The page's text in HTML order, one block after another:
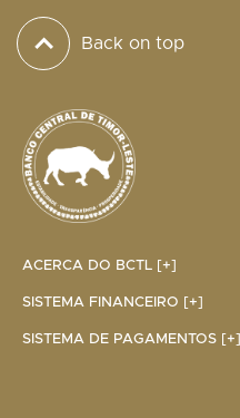
Back on top
ACERCA DO BCTL [+]
SISTEMA FINANCEIRO [+]
SISTEMA DE PAGAMENTOS [+]